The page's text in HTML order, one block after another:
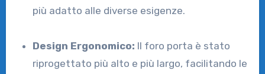
più adatto alle diverse esigenze.
Design Ergonomico: Il foro porta è stato
riprogettato più alto e più largo, facilitando le